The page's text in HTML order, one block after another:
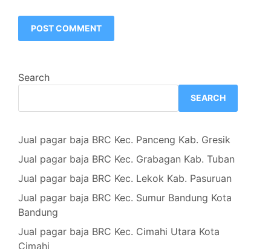
Search
SEARCH
Jual pagar baja BRC Kec. Panceng Kab. Gresik
Jual pagar baja BRC Kec. Grabagan Kab. Tuban
Jual pagar baja BRC Kec. Lekok Kab. Pasuruan
Jual pagar baja BRC Kec. Sumur Bandung Kota
Bandung
Jual pagar baja BRC Kec. Cimahi Utara Kota
Cimahi